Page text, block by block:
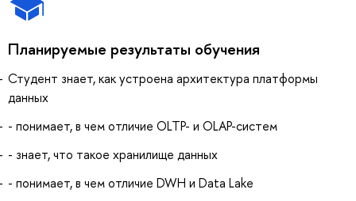
Планируемые результаты обучения
Студент знает, как устроена архитектура платформы
данных
- понимает, в чем отличие OLTP- и OLAP-систем
- знает, что такое хранилище данных
- понимает, в чем отличие DWH и Data Lake